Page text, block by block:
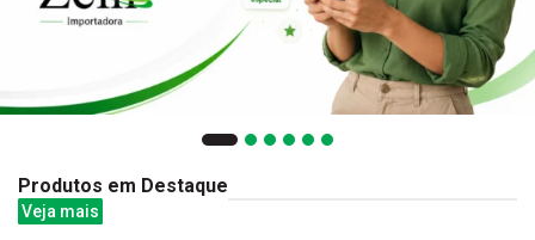
Produtos em Destaque
Veja mais